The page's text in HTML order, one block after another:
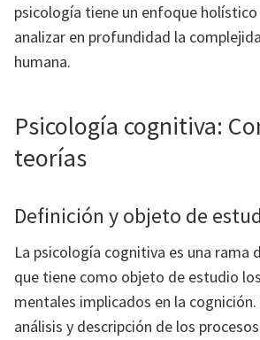
psicología tiene un enfoque
analizar en profundidad la
humana.
Psicología cognitiva:
teorías
Definición y objeto de
La psicología cognitiva es una rama
que tiene como objeto de estudio
mentales implicados en la cognición.
análisis y descripción de los